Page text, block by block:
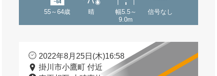
55～64歳 晴
幅5.5～
9.0m
信号なし
2022年8月25日(木)16:58
掛川市小鷹町 付近